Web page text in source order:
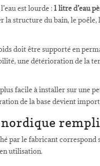
est lourde :1 litre d’eau
la structure du bain, le
doit être supporté en
une détérioration de la
facile à installer sur une
de la base devient
le fabricant correspond
utilisation.